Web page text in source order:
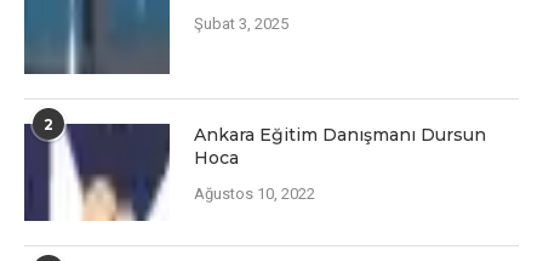
Şubat 3, 2025
2
Ankara Eğitim Danışmanı Dursun
Hoca
Ağustos 10, 2022